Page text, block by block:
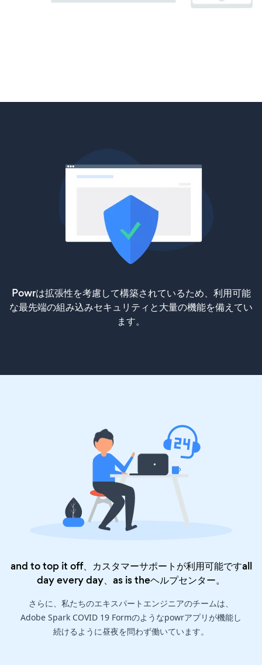
Powrは拡張性を考慮して構築されているため、利用可能
な最先端の組み込みセキュリティと大量の機能を備えてい
ます。
and to top it off、カスタマーサポートが利用可能ですall
day every day、as is theヘルプセンター。
さらに、私たちのエキスパートエンジニアのチームは、
Adobe Spark COVID 19 Formのようなpowrアプリが機能し
続けるように昼夜を問わず働いています。